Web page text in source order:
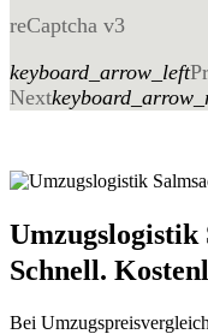
reCaptcha v3
keyboard_arrow_left
Next
Umzugslogistik
Schnell.
Bei